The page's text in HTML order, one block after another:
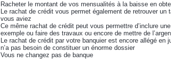
Racheter le montant de vos mensualités à la baisse en
Le rachat de crédit vous permet également de retrouver un
vous aviez
Ce même rachat de crédit peut vous permettre d’inclure
exemple ou faire des travaux ou encore de mettre de
Le rachat de crédit par votre banquier est encore allégé
n’a pas besoin de constituer un énorme dossier
Vous ne changez pas de banque